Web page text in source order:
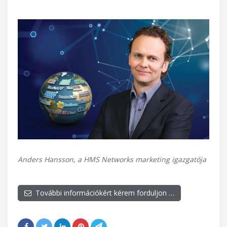
Anders Hansson, a HMS Networks marketing igazgatója
További információkért kérem forduljon …